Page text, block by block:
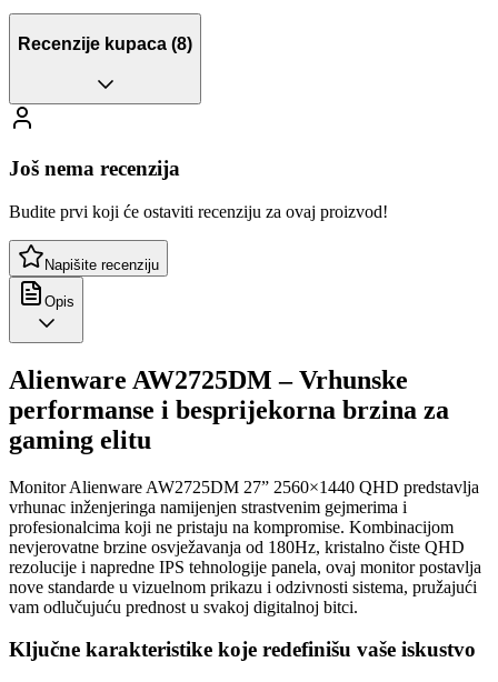
Recenzije kupaca (8)
Još nema recenzija
Budite prvi koji će ostaviti recenziju za ovaj proizvod!
Napišite recenziju
Opis
Alienware AW2725DM – Vrhunske
performanse i besprijekorna brzina za
gaming elitu
Monitor Alienware AW2725DM 27” 2560×1440 QHD predstavlja
vrhunac inženjeringa namijenjen strastvenim gejmerima i
profesionalcima koji ne pristaju na kompromise. Kombinacijom
nevjerovatne brzine osvježavanja od 180Hz, kristalno čiste QHD
rezolucije i napredne IPS tehnologije panela, ovaj monitor postavlja
nove standarde u vizuelnom prikazu i odzivnosti sistema, pružajući
vam odlučujuću prednost u svakoj digitalnoj bitci.
Ključne karakteristike koje redefinišu vaše iskustvo